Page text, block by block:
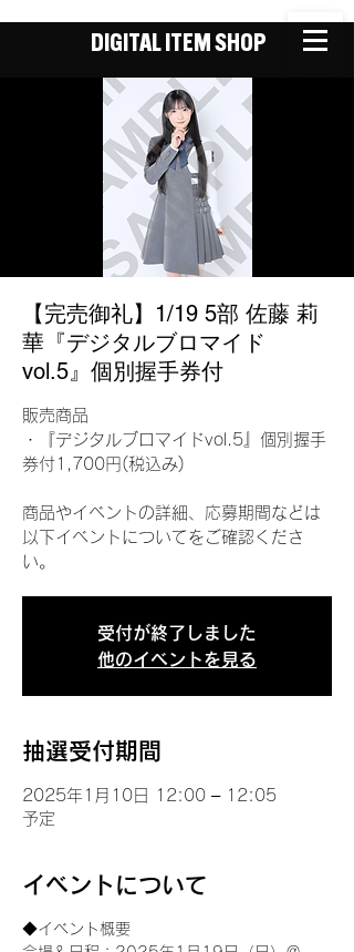
DIGITAL ITEM SHOP
【完売御礼】1/19 5部 佐藤 莉
華『デジタルブロマイド
vol.5』個別握手券付
販売商品
・『デジタルブロマイドvol.5』個別握手
券付1,700円(税込み)
商品やイベントの詳細、応募期間などは
以下イベントについてをご確認くださ
い。
受付が終了しました
他のイベントを見る
抽選受付期間
2025年1月10日 12:00 – 12:05
予定
イベントについて
◆イベント概要